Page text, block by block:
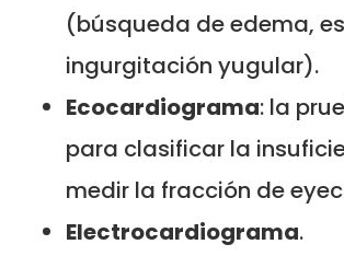
(búsqueda de edema,
ingurgitación yugular).
Ecocardiograma: la
para clasificar la
medir la fracción de
Electrocardiograma.